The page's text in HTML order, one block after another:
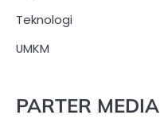
Teknologi
UMKM
PARTER MEDIA